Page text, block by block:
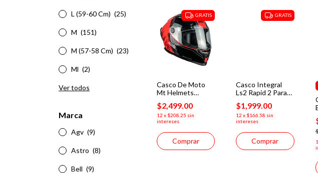
L (59-60 Cm) (25)
M (151)
M (57-58 Cm) (23)
Ml (2)
Ver todos
Marca
Agv (9)
Astro (8)
Bell (9)
GRATIS
Casco De Moto
Mt Helmets
Braker Pure Sv
Charm C5 Rojo/
Negro
$2,499.00
12 x $208.25 sin
intereses
Comprar
GRATIS
Casco Integral
Ls2 Rapid 2 Para
Moto Negro
Seguridad
Europea
$1,999.00
12 x $166.58 sin
intereses
Comprar